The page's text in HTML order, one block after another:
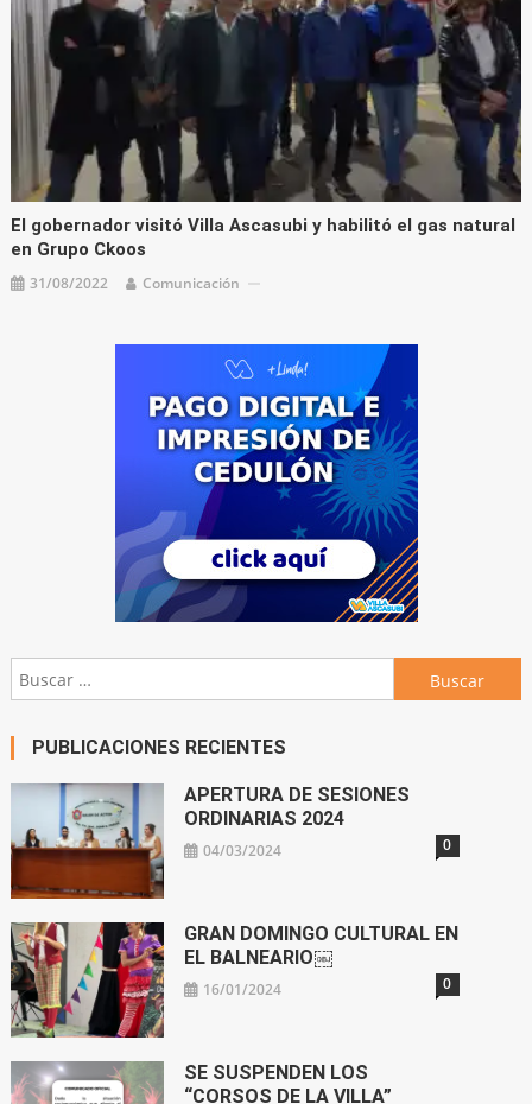
El gobernador visitó Villa Ascasubi y habilitó el gas natural
en Grupo Ckoos
31/08/2022 Comunicación
Buscar:
PUBLICACIONES RECIENTES
APERTURA DE SESIONES
ORDINARIAS 2024
04/03/2024 0
GRAN DOMINGO CULTURAL EN
EL BALNEARIO￼
16/01/2024 0
SE SUSPENDEN LOS
“CORSOS DE LA VILLA”